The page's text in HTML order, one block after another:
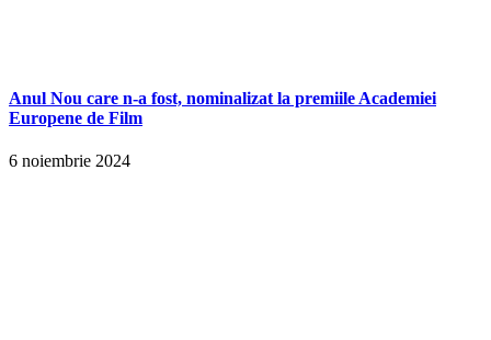
Anul Nou care n-a fost, nominalizat la premiile Academiei
Europene de Film
6 noiembrie 2024